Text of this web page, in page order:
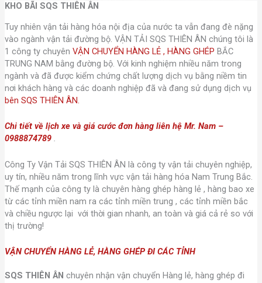
KHO BÃI SQS THIÊN ÂN
Tuy nhiên vận tải hàng hóa nội địa của nước ta vẫn đang đè nặng
vào ngành vận tải đường bộ. VẬN TẢI SQS THIÊN ÂN chúng tôi là
1 công ty chuyên VẬN CHUYỂN HÀNG LẺ , HÀNG GHÉP BẮC
TRUNG NAM bằng đường bộ. Với kinh nghiệm nhiều năm trong
ngành và đã được kiểm chứng chất lượng dịch vụ bằng niềm tin
nơi khách hàng và các doanh nghiệp đã và đang sử dụng dịch vụ
bên SQS THIÊN ÂN.
Chi tiết về lịch xe và giá cước đơn hàng liên hệ Mr. Nam –
0988874789.
Công Ty Vận Tải SQS THIÊN ÂN là công ty vận tải chuyên nghiệp,
uy tín, nhiều năm trong lĩnh vực vận tải hàng hóa Nam Trung Bắc.
Thế mạnh của công ty là chuyên hàng ghép hàng lẻ , hàng bao xe
từ các tỉnh miền nam ra các tỉnh miền trung , các tỉnh miền bắc
và chiều ngược lại với thời gian nhanh, an toàn và giá cả rẻ so với
thị trường!
VẬN CHUYỂN HÀNG LẺ, HÀNG GHÉP ĐI CÁC TỈNH
SQS THIÊN ÂN chuyên nhận vận chuyển Hàng lẻ, hàng ghép đi